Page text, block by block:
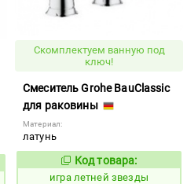
Скомплектуем ванную под
ключ!
Смеситель Grohe BauClassic
для раковины
Материал:
латунь
Код:
552779
Код товара:
игра летней звезды